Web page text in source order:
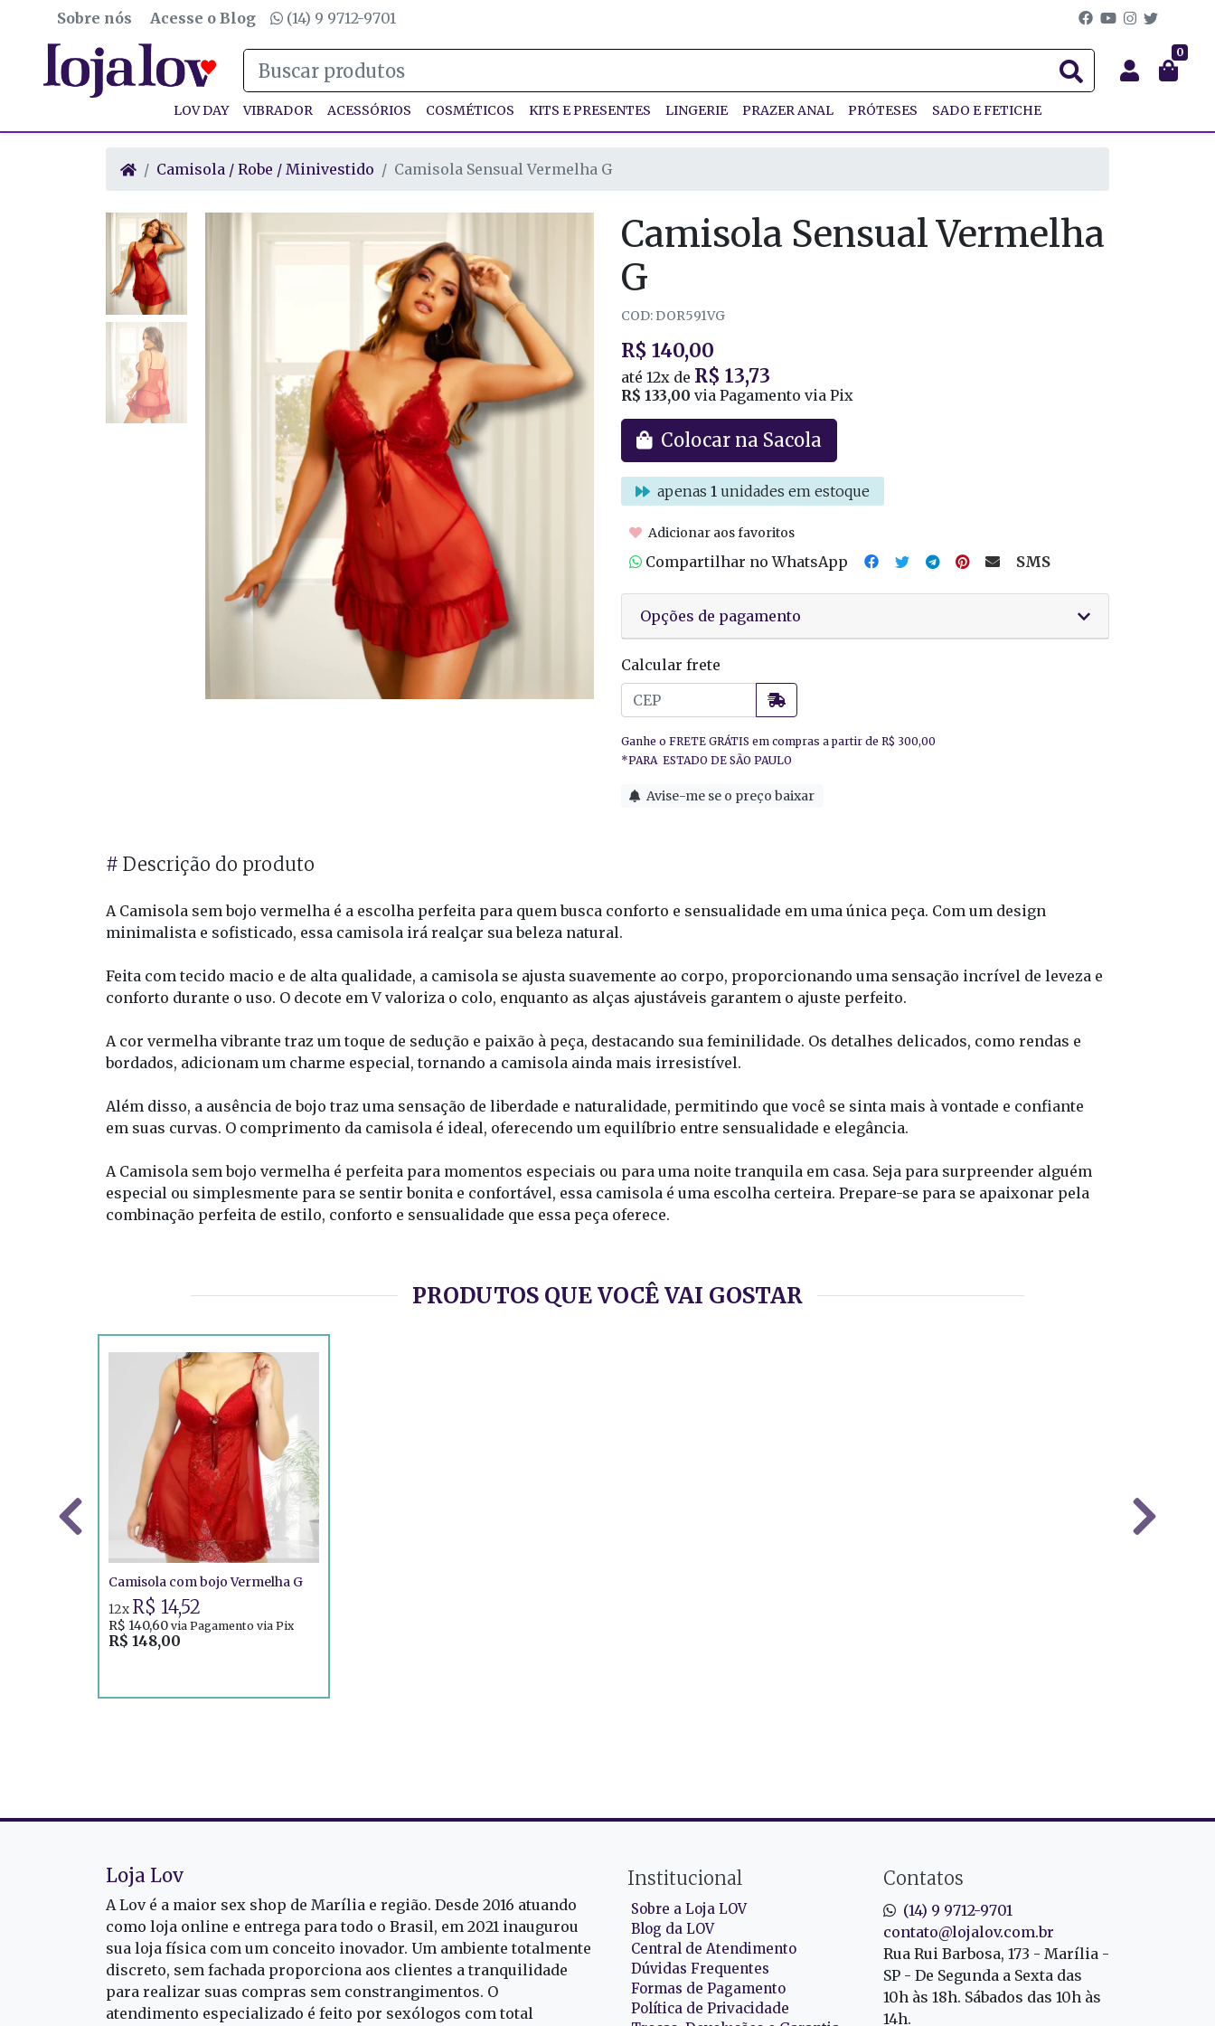
Sobre nós Acesse o Blog (14) 9 9712-9701
0
LOV DAY VIBRADOR ACESSÓRIOS COSMÉTICOS KITS E PRESENTES LINGERIE PRAZER ANAL PRÓTESES SADO E FETICHE
Camisola / Robe / Minivestido Camisola Sensual Vermelha G
Camisola Sensual Vermelha
G
COD: DOR591VG
R$ 140,00
até 12x de R$ 13,73
R$ 133,00 via Pagamento via Pix
Colocar na Sacola
apenas 1 unidades em estoque
Adicionar aos favoritos
Compartilhar no WhatsApp SMS
Opções de pagamento
Calcular frete
Avise-me se o preço baixar
# Descrição do produto
A Camisola sem bojo vermelha é a escolha perfeita para quem busca conforto e sensualidade em uma única peça. Com um design
minimalista e sofisticado, essa camisola irá realçar sua beleza natural.
Feita com tecido macio e de alta qualidade, a camisola se ajusta suavemente ao corpo, proporcionando uma sensação incrível de leveza e
conforto durante o uso. O decote em V valoriza o colo, enquanto as alças ajustáveis garantem o ajuste perfeito.
A cor vermelha vibrante traz um toque de sedução e paixão à peça, destacando sua feminilidade. Os detalhes delicados, como rendas e
bordados, adicionam um charme especial, tornando a camisola ainda mais irresistível.
Além disso, a ausência de bojo traz uma sensação de liberdade e naturalidade, permitindo que você se sinta mais à vontade e confiante
em suas curvas. O comprimento da camisola é ideal, oferecendo um equilíbrio entre sensualidade e elegância.
A Camisola sem bojo vermelha é perfeita para momentos especiais ou para uma noite tranquila em casa. Seja para surpreender alguém
especial ou simplesmente para se sentir bonita e confortável, essa camisola é uma escolha certeira. Prepare-se para se apaixonar pela
combinação perfeita de estilo, conforto e sensualidade que essa peça oferece.
PRODUTOS QUE VOCÊ VAI GOSTAR
Camisola com bojo Vermelha G
R$ 148,00
12x R$ 14,52
R$ 140,60 via Pagamento via Pix
Contatos
(14) 9 9712-9701
contato@lojalov.com.br
Rua Rui Barbosa, 173 - Marília -
SP - De Segunda a Sexta das
10h às 18h. Sábados das 10h às
14h.
Institucional
Sobre a Loja LOV
Blog da LOV
Central de Atendimento
Dúvidas Frequentes
Formas de Pagamento
Política de Privacidade
Loja Lov
A Lov é a maior sex shop de Marília e região. Desde 2016 atuando
como loja online e entrega para todo o Brasil, em 2021 inaugurou
sua loja física com um conceito inovador. Um ambiente totalmente
discreto, sem fachada proporciona aos clientes a tranquilidade
para realizar suas compras sem constrangimentos. O
atendimento especializado é feito por sexólogos com total